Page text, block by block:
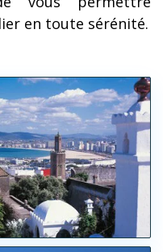
en toute sérénité.